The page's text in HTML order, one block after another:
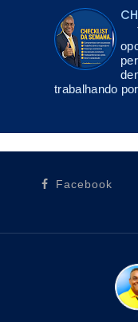
trabalhando
Facebook